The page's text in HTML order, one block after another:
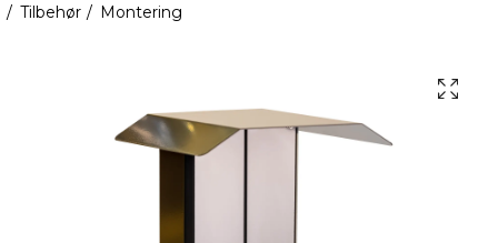
Tilbehør Montering